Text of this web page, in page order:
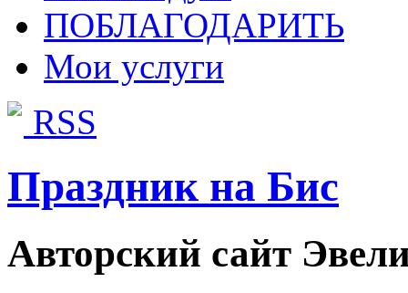
ПОБЛАГОДАРИТЬ
Мои услуги
RSS
Праздник на Бис
Авторский сайт